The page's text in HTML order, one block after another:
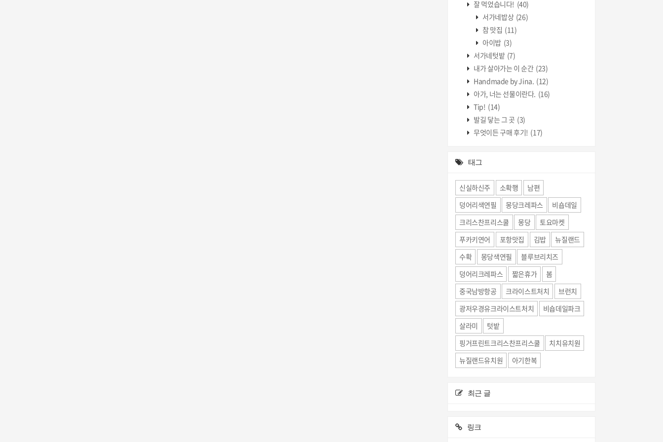
잘 먹었습니다! (40)
서가네밥상 (26)
참 맛집 (11)
아이밥 (3)
서가네텃밭 (7)
내가 살아가는 이 순간 (23)
Handmade by Jina. (12)
아가, 너는 선물이란다. (16)
Tip! (14)
발길 닿는 그 곳 (3)
무엇이든 구매 후기! (17)
태그
신실하신주 소확행
남편
덩어리색연필
몽당크레파스
비숍데일
크리스찬프리스쿨
몽당
토요마켓
푸카키연어
포항맛집 김밥
뉴질랜드
수확
몽당색연필
블루브리치즈
덩어리크레파스
짧은휴가
봄
중국남방항공
크라이스트처치
브런치
광저우경유크라이스트처치
비숍데일파크
살라미
텃밭
핑거프린트크리스찬프리스쿨
치치유치원
뉴질랜드유치원
아기한복
최근 글
링크